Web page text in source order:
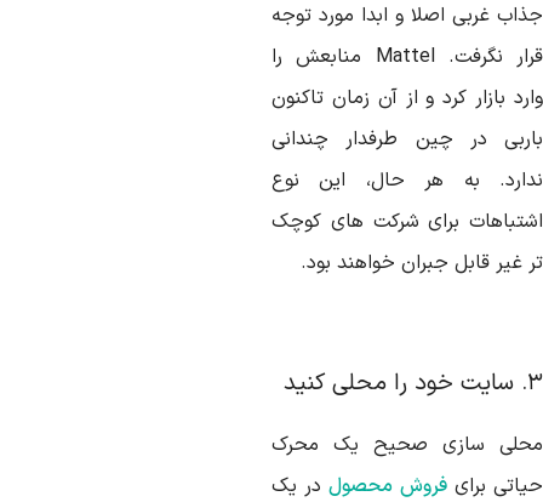
غربی اصلا و ابدا مورد توجه
قرار نگرفت. Mattel منابعش را
بازار کرد و از آن زمان تاکنون
در چین طرفدار چندانی
به هر حال، این نوع
برای شرکت های کوچک
غیر قابل جبران خواهند بود.
کنید
سازی صحیح یک محرک
برایفروش محصولدر یک